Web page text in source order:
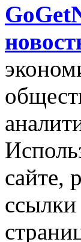
сайте,